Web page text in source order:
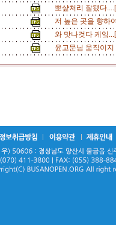
뽀샾처리 잘됐다
저 높은 곳을 향하
와 맛나것다 케잌
윤고문님 움직이